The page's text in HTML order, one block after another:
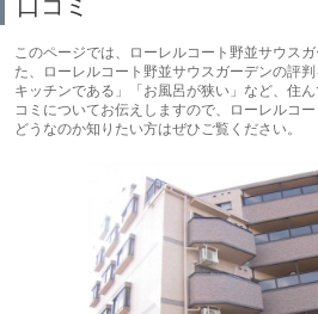
このページでは、ローレルコート野並サウス
た、ローレルコート野並サウスガーデンの評
キッチンである」「お風呂が狭い」など、住
コミについてお伝えしますので、ローレルコ
どうなのか知りたい方はぜひご覧ください。